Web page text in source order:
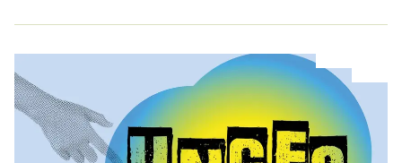
Initiativet et endnu et samarbejde mellem Næstved Bibliotek
Det er gratis at deltage i arrangementet, men der skal dog
bestilles billet, da der er begrænsede pladser.
Der kræves særskilt tilmelding til alle arrangementer.